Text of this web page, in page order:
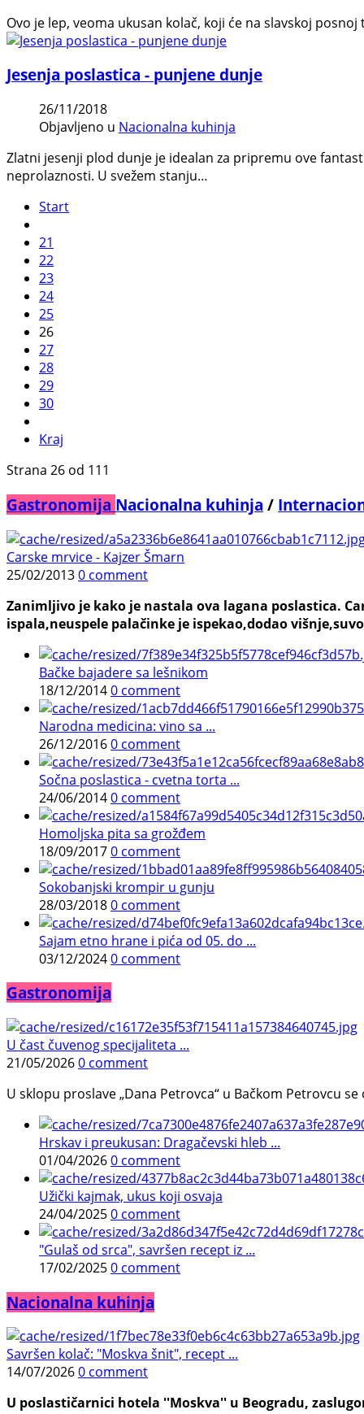
Ovo je lep, veoma ukusan kolač, koji će na slavskoj
Jesenja poslastica - punjene dunje
26/11/2018
Objavljeno u Nacionalna kuhinja
Zlatni jesenji plod dunje je idealan za pripremu ove
neprolaznosti. U svežem stanju…
Start
21
22
23
24
25
26
27
28
29
30
Kraj
Strana 26 od 111
Gastronomija Nacionalna kuhinja /
Carske mrvice - Kajzer Šmarn
25/02/20130 comment
Zanimljivo je kako je nastala ova lagana poslastica.
ispala,neuspele palačinke je ispekao,dodao
Bačke bajadere sa lešnikom
18/12/20140 comment
Narodna medicina: vino sa ...
26/12/20160 comment
Sočna poslastica - cvetna torta ...
24/06/20140 comment
Homoljska pita sa grožđem
18/09/20170 comment
Sokobanjski krompir u gunju
28/03/20180 comment
Sajam etno hrane i pića od 05. do ...
03/12/20240 comment
Gastronomija
U čast čuvenog specijaliteta ...
21/05/20260 comment
U sklopu proslave „Dana Petrovca“ u Bačkom Petrovcu
Hrskav i preukusan: Dragačevski hleb ...
01/04/20260 comment
Užički kajmak, ukus koji osvaja
24/04/20250 comment
"Gulaš od srca", savršen recept iz ...
17/02/20250 comment
Nacionalna kuhinja
Savršen kolač: "Moskva šnit", recept ...
14/07/20260 comment
U poslastičarnici hotela ''Moskva'' u Beogradu,